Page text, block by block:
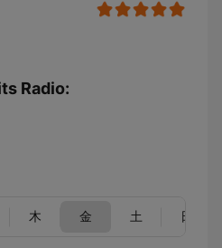
Radio:
木 金 土 日